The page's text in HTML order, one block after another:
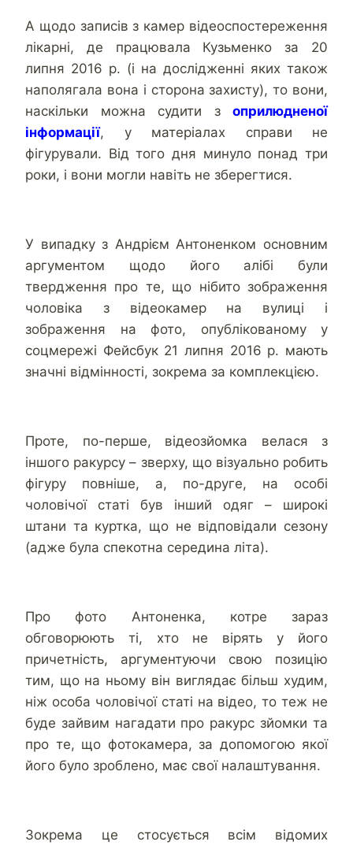
А щодо записів з камер відеоспостереження
лікарні, де працювала Кузьменко за 20
липня 2016 р. (і на дослідженні яких також
наполягала вона і сторона захисту), то вони,
наскільки можна судити з оприлюдненої
інформації, у матеріалах справи не
фігурували. Від того дня минуло понад три
роки, і вони могли навіть не зберегтися.
У випадку з Андрієм Антоненком основним
аргументом щодо його алібі були
твердження про те, що нібито зображення
чоловіка з відеокамер на вулиці і
зображення на фото, опублікованому у
соцмережі Фейсбук 21 липня 2016 р. мають
значні відмінності, зокрема за комплекцією.
Проте, по-перше, відеозйомка велася з
іншого ракурсу – зверху, що візуально робить
фігуру повніше, а, по-друге, на особі
чоловічої статі був інший одяг – широкі
штани та куртка, що не відповідали сезону
(адже була спекотна середина літа).
Про фото Антоненка, котре зараз
обговорюють ті, хто не вірять у його
причетність, аргументуючи свою позицію
тим, що на ньому він виглядає більш худим,
ніж особа чоловічої статі на відео, то теж не
буде зайвим нагадати про ракурс зйомки та
про те, що фотокамера, за допомогою якої
його було зроблено, має свої налаштування.
Зокрема це стосується всім відомих